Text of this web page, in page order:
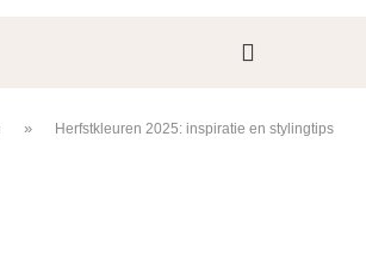
»
Herfstkleuren 2025: inspiratie en stylingtips